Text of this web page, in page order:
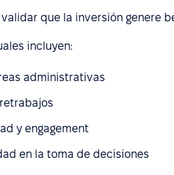
que la inversión genere
incluyen:
administrativas
y engagement
en la toma de decisiones